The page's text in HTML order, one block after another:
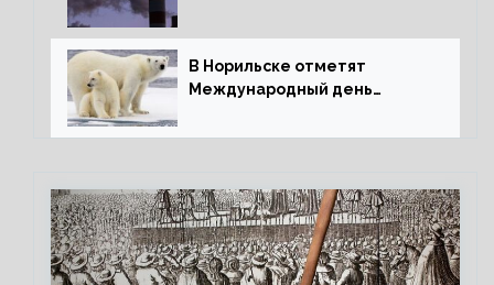
В Норильске отметят
Международный день